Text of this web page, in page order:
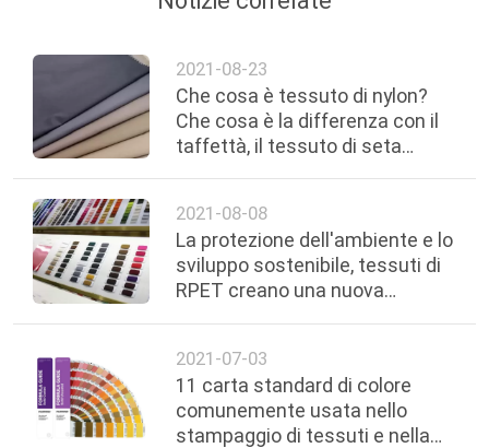
2021-08-23
Che cosa è tessuto di nylon?
Che cosa è la differenza con il
taffettà, il tessuto di seta
2021-08-08
La protezione dell'ambiente e lo
sviluppo sostenibile, tessuti di
RPET creano una nuova
2021-07-03
11 carta standard di colore
comunemente usata nello
stampaggio di tessuti e nella